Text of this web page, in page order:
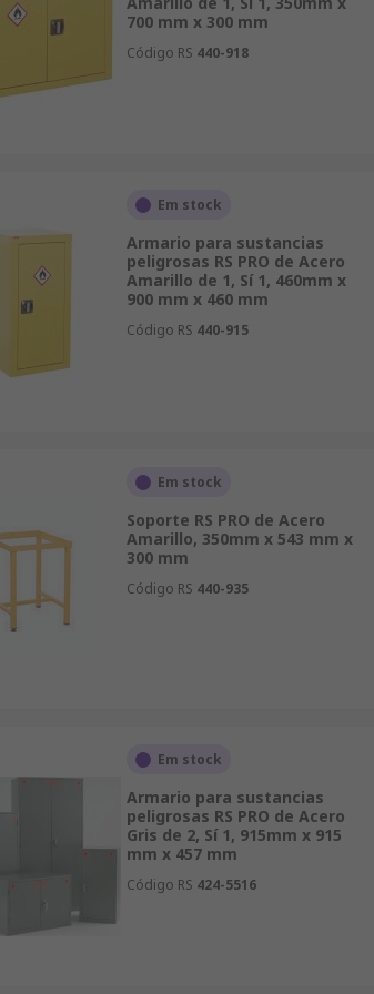
700 mm x 300 mm
Código RS 440-918
Em stock
Armario para sustancias
peligrosas RS PRO de Acero
Amarillo de 1, Sí 1, 460mm x
900 mm x 460 mm
Código RS 440-915
Em stock
Soporte RS PRO de Acero
Amarillo, 350mm x 543 mm x
300 mm
Código RS 440-935
Em stock
Armario para sustancias
peligrosas RS PRO de Acero
Gris de 2, Sí 1, 915mm x 915
mm x 457 mm
Código RS 424-5516